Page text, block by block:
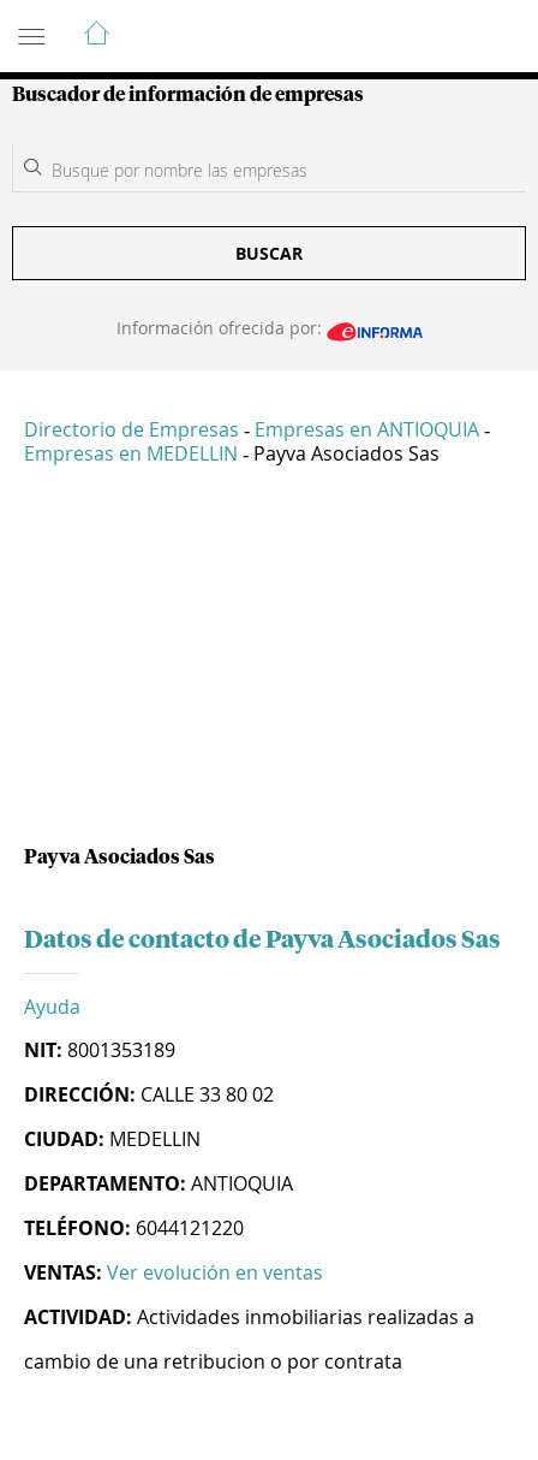
Guía de Empresas Colombianas
Buscador de información de empresas
BUSCAR
Información ofrecida por:
Directorio de Empresas - Empresas en ANTIOQUIA -
Empresas en MEDELLIN - Payva Asociados Sas
Payva Asociados Sas
Datos de contacto de Payva Asociados Sas
Ayuda
NIT: 8001353189
DIRECCIÓN: CALLE 33 80 02
CIUDAD: MEDELLIN
DEPARTAMENTO: ANTIOQUIA
TELÉFONO: 6044121220
VENTAS: Ver evolución en ventas
ACTIVIDAD: Actividades inmobiliarias realizadas a
cambio de una retribucion o por contrata